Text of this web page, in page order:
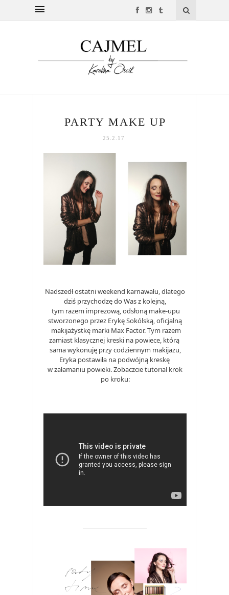
PARTY MAKE UP
25.2.17
Nadszedł ostatni weekend karnawału, dlatego
dziś przychodzę do Was z kolejną,
tym razem imprezową, odsłoną make-upu
stworzonego przez Erykę Sokólską, oficjalną
makijażystkę marki Max Factor. Tym razem
zamiast klasycznej kreski na powiece, którą
sama wykonuję przy codziennym makijażu,
Eryka postawiła na podwójną kreskę
w załamaniu powieki. Zobaczcie tutorial krok
po kroku: